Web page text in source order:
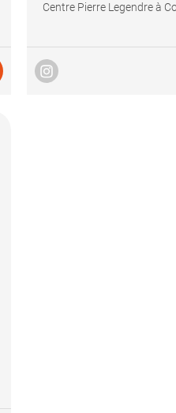
Centre Pierre Legendre à